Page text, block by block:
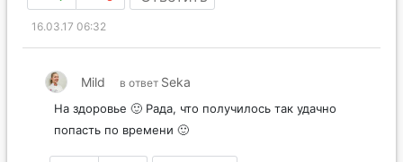
7 0 Ответить
16.03.17 06:32
в ответ
На здоровье 🙂 Рада, что получилось так удачно